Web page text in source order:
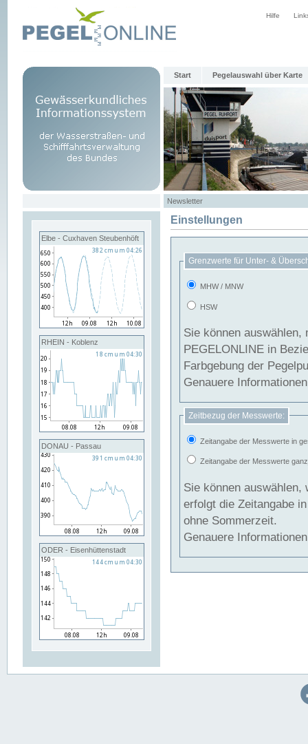
Hilfe
Start Pegelauswahl über Karte
Newsletter
Elbe - Cuxhaven Steubenhöft
RHEIN - Koblenz
DONAU - Passau
ODER - Eisenhüttenstadt
Einstellungen
Grenzwerte für Unter- &
MHW / MNW
HSW
Sie können
PEGELONLINE in Beziehung
Farbgebung der
Genauere
Zeitbezug der Messwerte:
Zeitangabe der Messwerte in
Zeitangabe der Messwerte
Sie können auswählen,
erfolgt die Zeitangabe
ohne Sommerzeit.
Genauere